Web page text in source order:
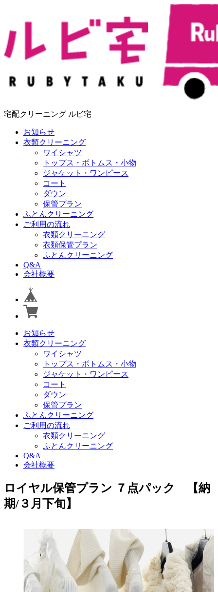
宅配クリーニング ルビ宅
お知らせ
衣類クリーニング
ワイシャツ
トップス・ボトムス・小物
ジャケット・ワンピース
コート
ダウン
保管プラン
ふとんクリーニング
ご利用の流れ
衣類クリーニング
衣類保管プラン
ふとんクリーニング
Q&A
会社概要
お知らせ
衣類クリーニング
ワイシャツ
トップス・ボトムス・小物
ジャケット・ワンピース
コート
ダウン
保管プラン
ふとんクリーニング
ご利用の流れ
衣類クリーニング
ふとんクリーニング
Q&A
会社概要
ロイヤル保管プラン ７点パック 【納
期/３月下旬】